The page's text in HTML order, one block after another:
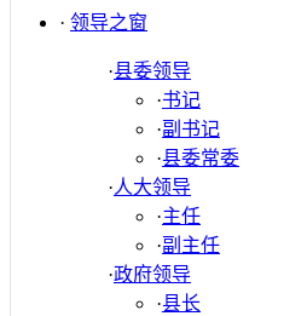
· 领导之窗
·县委领导
·书记
·副书记
·县委常委
·人大领导
·主任
·副主任
·政府领导
·县长